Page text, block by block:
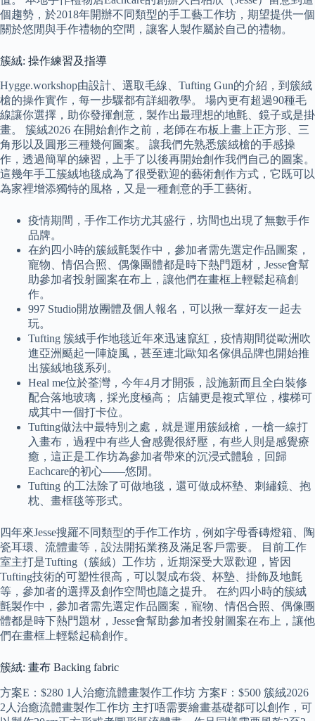
個趨勢，於2018年開辦不同類型的手工藝工作坊，期望提供一個
關於悠閒與手作禮物的空間，讓客人製作屬於自己的禮物。
簇絨: 操作練習及指導
Hygge.workshop由設計、選取毛線、Tufting Gun的介紹，到簇絨
槍的操作實作，每一步驟都有詳細教學。 場內更有超過90種毛
線讓你選擇，助你發揮創意，製作出最理想的地氈、鏡子或是掛
畫。 簇絨2026 在開始創作之前，老師在布板上畫上正方形、三
角形以及圓形三種幾何圖案。 讓我們先熟悉簇絨槍的手感操
作，透過簡單的練習，上手了以後再開始創作我們自己的圖案。
這幾年手工簇絨地毯成為了很受歡迎的藝術創作方式，它既可以
為家裡增添獨特的風格，又是一種創意的手工藝術。
疫情期間，手作工作坊尤其盛行，坊間也出現了無數手作
品牌。
在約四小時的簇絨氈製作中，參加者需先選定作品圖案，
寵物、情侶合照、偶像團體都是時下熱門題材，Jesse會幫
助參加者投射圖案在布上，讓他們在畫框上輕鬆起稿創
作。
997 Studio開放團體及個人報名，可以揪一羣好友一起去
玩。
Tufting 簇絨手作地毯近年來迅速竄紅，疫情期間從歐洲吹
進亞洲颳起一陣旋風，甚至連北歐知名傢俱品牌也開始推
出簇絨地毯系列。
Heal me位於荃灣，今年4月才開張，設施新而且全白裝修
配合落地玻璃，採光度極高； 店舖更是複式單位，樓梯可
成其中一個打卡位。
Tufting做法中最特別之處，就是運用簇絨槍，一槍一線打
入畫布，過程中有些人會感覺很紓壓，有些人則是感覺療
癒，這正是工作坊為參加者帶來的沉浸式體驗，回歸
Eachcare的初心——悠閒。
Tufting 的工法除了可做地毯，還可做成杯墊、刺繡鏡、抱
枕、畫框毯等形式。
四年來Jesse搜羅不同類型的手作工作坊，例如字母香磚燈箱、陶
瓷耳環、流體畫等，設法開拓業務及滿足客戶需要。 目前工作
室主打是Tufting（簇絨）工作坊，近期深受大眾歡迎，皆因
Tufting技術的可塑性很高，可以製成布袋、杯墊、掛飾及地氈
等，參加者的選擇及創作空間也隨之提升。 在約四小時的簇絨
氈製作中，參加者需先選定作品圖案，寵物、情侶合照、偶像團
體都是時下熱門題材，Jesse會幫助參加者投射圖案在布上，讓他
們在畫框上輕鬆起稿創作。
簇絨: 畫布 Backing fabric
方案E：$280 1人治癒流體畫製作工作坊 方案F：$500 簇絨2026
2人治癒流體畫製作工作坊 主打唔需要繪畫基礎都可以創作，可